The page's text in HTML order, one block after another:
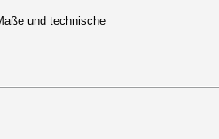
und technische